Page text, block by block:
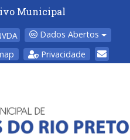
Municipal
Dados Abertos
Privacidade